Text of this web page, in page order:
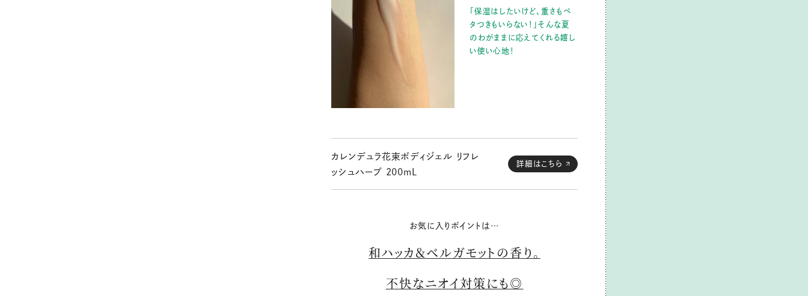
「保湿はしたいけど、重さもベ
タつきもいらない！」そんな夏
のわがままに応えてくれる嬉し
い使い心地！
カレンデュラ花束ボディジェル リフレ
ッシュハーブ 200mL
詳細はこちら
お気に入りポイントは…
和ハッカ＆ベルガモットの香り。
不快なニオイ対策にも◎